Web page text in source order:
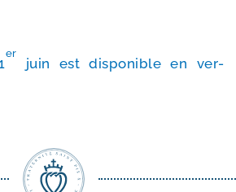
er
juin est dis­po­nible en ver­